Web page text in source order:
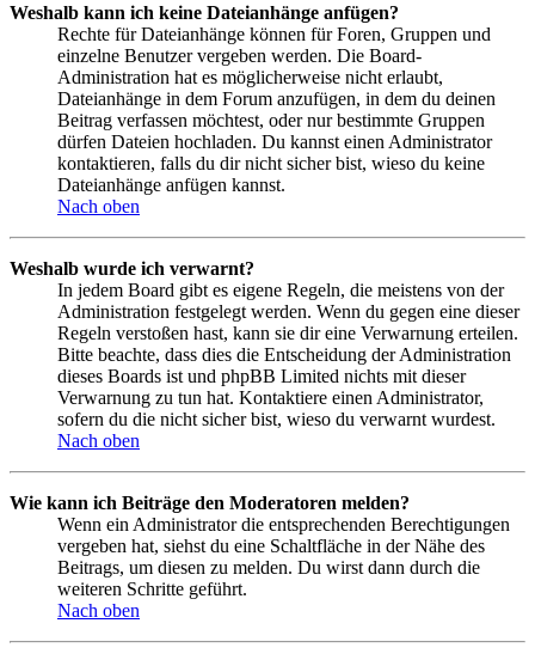
Weshalb kann ich keine Dateianhänge anfügen?
Rechte für Dateianhänge können für Foren, Gruppen und
einzelne Benutzer vergeben werden. Die Board-
Administration hat es möglicherweise nicht erlaubt,
Dateianhänge in dem Forum anzufügen, in dem du deinen
Beitrag verfassen möchtest, oder nur bestimmte Gruppen
dürfen Dateien hochladen. Du kannst einen Administrator
kontaktieren, falls du dir nicht sicher bist, wieso du keine
Dateianhänge anfügen kannst.
Nach oben
Weshalb wurde ich verwarnt?
In jedem Board gibt es eigene Regeln, die meistens von der
Administration festgelegt werden. Wenn du gegen eine dieser
Regeln verstoßen hast, kann sie dir eine Verwarnung erteilen.
Bitte beachte, dass dies die Entscheidung der Administration
dieses Boards ist und phpBB Limited nichts mit dieser
Verwarnung zu tun hat. Kontaktiere einen Administrator,
sofern du die nicht sicher bist, wieso du verwarnt wurdest.
Nach oben
Wie kann ich Beiträge den Moderatoren melden?
Wenn ein Administrator die entsprechenden Berechtigungen
vergeben hat, siehst du eine Schaltfläche in der Nähe des
Beitrags, um diesen zu melden. Du wirst dann durch die
weiteren Schritte geführt.
Nach oben